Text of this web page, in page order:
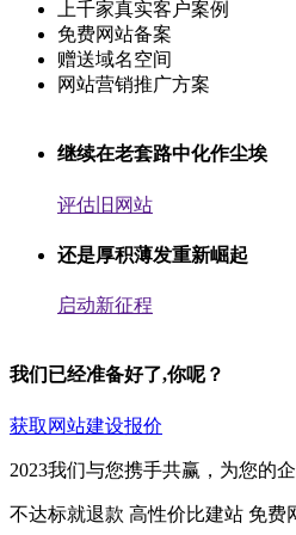
上千家真实客户案例
免费网站备案
赠送域名空间
网站营销推广方案
继续在老套路中化作尘埃
评估旧网站
还是厚积薄发重新崛起
启动新征程
我们已经准备好了,你呢？
获取网站建设报价
2023我们与您携手共赢，为您的
不达标就退款 高性价比建站 免费